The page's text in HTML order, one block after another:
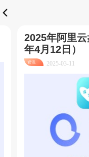
2025年阿里
年4月12日）
资讯 2025-03-11